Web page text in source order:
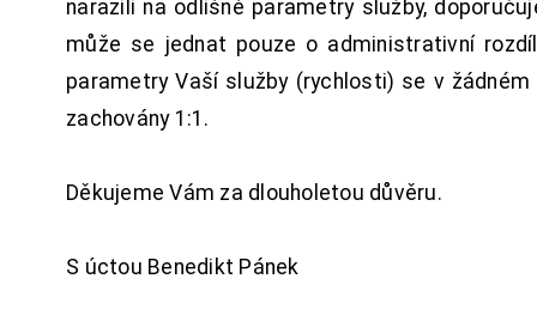
narazili na odlišné parametry služby,
může se jednat pouze o administrativní
parametry Vaší služby (rychlosti) se v
zachovány 1:1.
Děkujeme Vám za dlouholetou důvěru.
S úctou Benedikt Pánek